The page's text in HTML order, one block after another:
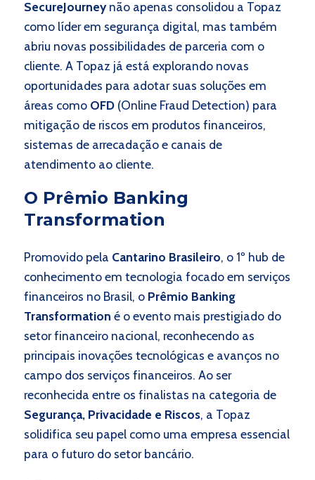
SecureJourneynão apenas consolidou a Topaz
como líder em segurança digital, mas também
abriu novas possibilidades de parceria com o
cliente. A Topaz já está explorando novas
oportunidades para adotar suas soluções em
áreas como OFD(Online Fraud Detection) para
mitigação de riscos em produtos financeiros,
sistemas de arrecadação e canais de
atendimento ao cliente.
O Prêmio Banking
Transformation
Promovido pela Cantarino Brasileiro, o 1º hub de
conhecimento em tecnologia focado em serviços
financeiros no Brasil, o Prêmio Banking
Transformation é o evento mais prestigiado do
setor financeiro nacional, reconhecendo as
principais inovações tecnológicas e avanços no
campo dos serviços financeiros. Ao ser
reconhecida entre os finalistas na categoria de
Segurança, Privacidade e Riscos, a Topaz
solidifica seu papel como uma empresa essencial
para o futuro do setor bancário.